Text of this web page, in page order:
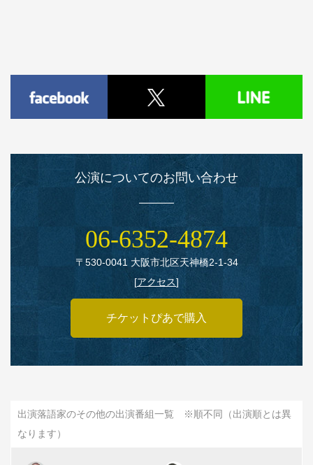
公演についてのお問い合わせ
06‑6352‑4874
〒530‑0041 大阪市北区天神橋2‑1‑34
[アクセス]
チケットぴあで購入
出演落語家のその他の出演番組一覧 ※順不同（出演順とは異
なります）